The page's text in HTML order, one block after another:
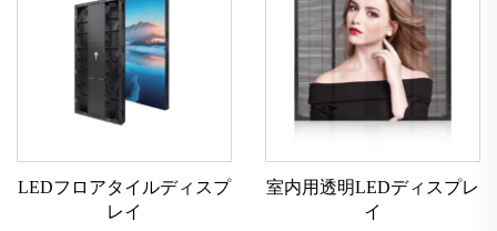
LEDフロアタイルディスプ
レイ
室内用透明LEDディスプレ
イ